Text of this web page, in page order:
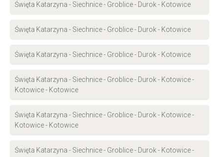
Święta Katarzyna - Siechnice - Groblice - Durok - Kotowice
Święta Katarzyna - Siechnice - Groblice - Durok - Kotowice
Święta Katarzyna - Siechnice - Groblice - Durok - Kotowice
Święta Katarzyna - Siechnice - Groblice - Durok - Kotowice -
Kotowice - Kotowice
Święta Katarzyna - Siechnice - Groblice - Durok - Kotowice -
Kotowice - Kotowice
Święta Katarzyna - Siechnice - Groblice - Durok - Kotowice -